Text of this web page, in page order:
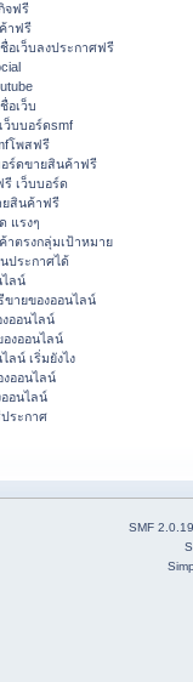
จฟรี
าฟรี
อเว็บลงประกาศฟรี
อเว็บ
ว็บบอร์ดsmf
โพสฟรี
อร์ดขายสินค้าฟรี
เว็บบอร์ด
ยสินค้าฟรี
แรงๆ
าตรงกลุ่มเป้าหมาย
ประกาศได้
ไลน์
ขายของออนไลน์
ออนไลน์
งออนไลน์
ลน์ เริ่มยังไง
ออนไลน์
อนไลน์
ระกาศ
SMF 2.0.19